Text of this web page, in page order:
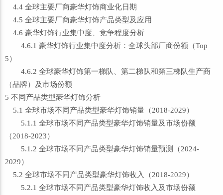
4.4 全球主要厂商豪华灯饰商业化日期
4.5 全球主要厂商豪华灯饰产品类型及应用
4.6 豪华灯饰行业集中度、竞争程度分析
4.6.1 豪华灯饰行业集中度分析：全球头部厂商份额（Top
5）
4.6.2 全球豪华灯饰第一梯队、第二梯队和第三梯队生产商
（品牌）及市场份额
5 不同产品类型豪华灯饰分析
5.1 全球市场不同产品类型豪华灯饰销量（2018-2029）
5.1.1 全球市场不同产品类型豪华灯饰销量及市场份额
（2018-2023）
5.1.2 全球市场不同产品类型豪华灯饰销量预测（2024-
2029）
5.2 全球市场不同产品类型豪华灯饰收入（2018-2029）
5.2.1 全球市场不同产品类型豪华灯饰收入及市场份额